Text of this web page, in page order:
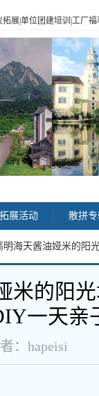
展|单位团建培训|工厂
拓展活动 散拼
明海天酱油娅米的阳
米的阳
一天亲
：hapeisi